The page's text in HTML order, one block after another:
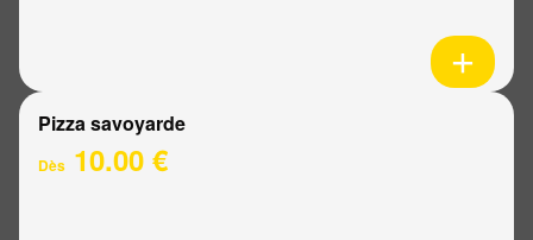
Pizza savoyarde
Dès 10.00 €